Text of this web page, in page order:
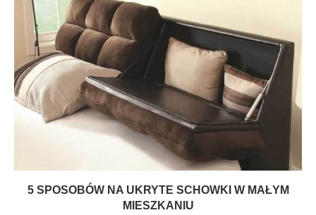
5 SPOSOBÓW NA UKRYTE SCHOWKI W MAŁYM
MIESZKANIU